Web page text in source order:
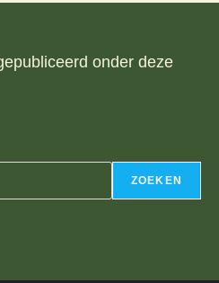
onder deze
ZOEKEN